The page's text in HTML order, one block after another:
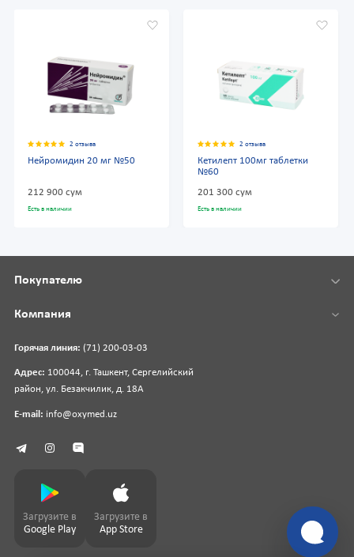
2 отзыва
Нейромидин 20 мг №50
212 900 сум
Есть в наличии
2 отзыва
Кетилепт 100мг таблетки
№60
201 300 сум
Есть в наличии
Горячая линия: (71) 200-03-03
Адрес: 100044, г. Ташкент, Сергелийский
район, ул. Безакчилик, д. 18А
E-mail: info@oxymed.uz
Покупателю
Компания
Загрузите в
Google Play
Загрузите в
App Store